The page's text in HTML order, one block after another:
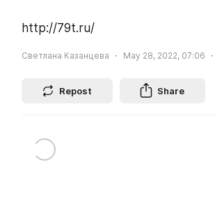
http://79t.ru/
Светлана Казанцева May 28, 2022, 07:06
Repost Share